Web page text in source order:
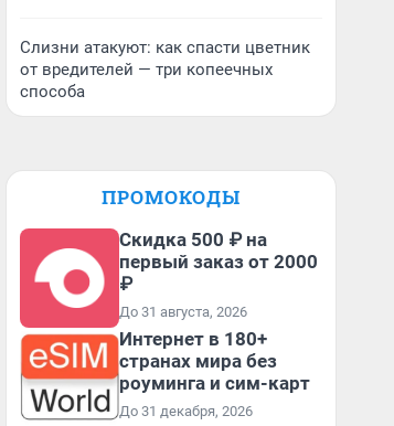
Слизни атакуют: как спасти цветник
от вредителей — три копеечных
способа
ПРОМОКОДЫ
Скидка 500 ₽ на
первый заказ от 2000
₽
До 31 августа, 2026
Интернет в 180+
странах мира без
роуминга и сим-карт
До 31 декабря, 2026